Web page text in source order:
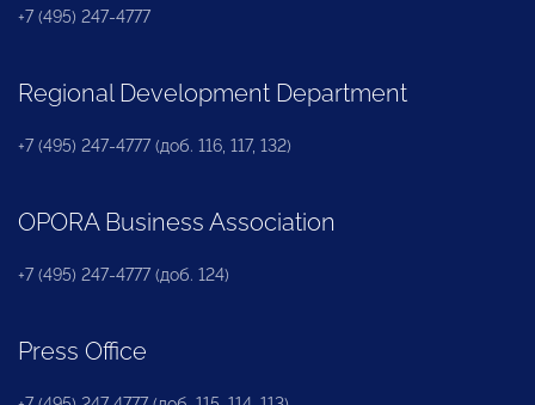
+7 (495) 247-4777
Regional Development Department
+7 (495) 247-4777 (доб. 116, 117, 132)
OPORA Business Association
+7 (495) 247-4777 (доб. 124)
Press Office